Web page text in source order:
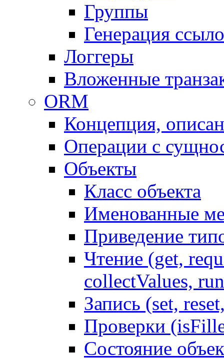
Группы
Генерация
Логгеры
Вложенные
ORM
Концепция,
Операции с
Объекты
Класс объекта
Именованные
Приведение
Чтение (get,
collectValues,
Запись (set,
Проверки
Состояние